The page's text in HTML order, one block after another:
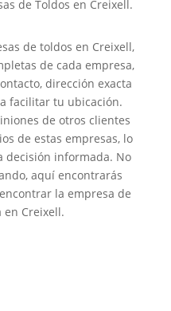
de Toldos en Creixell.
de toldos en Creixell,
de cada empresa,
dirección exacta
facilitar tu ubicación.
de otros clientes
de estas empresas, lo
decisión informada. No
aquí encontrarás
la empresa de
Creixell.